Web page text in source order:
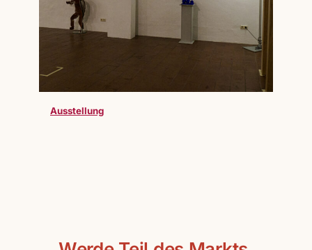
Ausstellung